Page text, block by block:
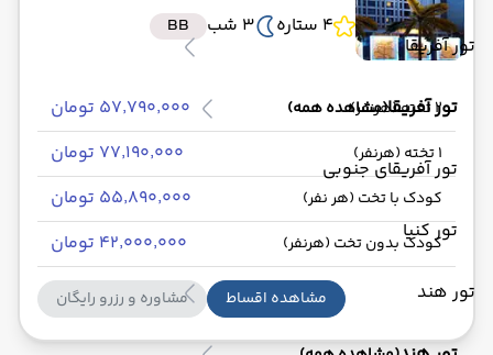
تور آفریقا
تور آفریقا(مشاهده همه)
تور آفریقای جنوبی
تور کنیا
تور هند
4 ستاره
3 شب BB
2 تخته (هرنفر) ۵۷٬۷۹۰٬۰۰۰ تومان
1 تخته (هرنفر) ۷۷٬۱۹۰٬۰۰۰ تومان
کودک با تخت (هر نفر) ۵۵٬۸۹۰٬۰۰۰ تومان
کودک بدون تخت (هرنفر) ۴۲٬۰۰۰٬۰۰۰ تومان
مشاهده اقساط مشاوره و رزرو رایگان